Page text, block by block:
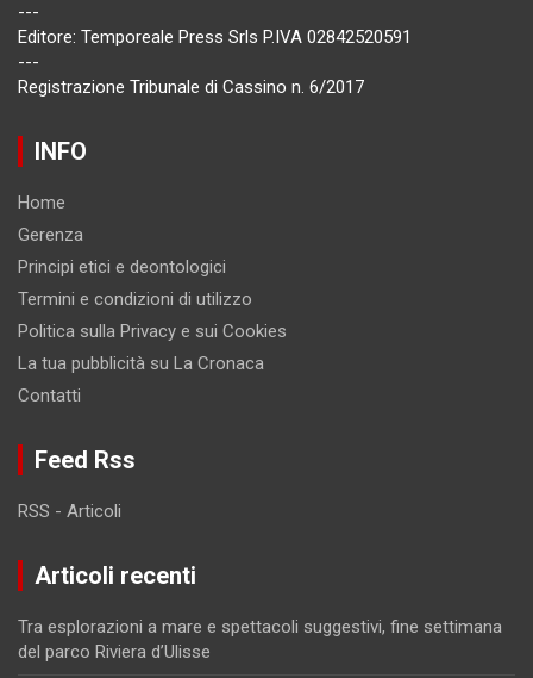
---
Editore: Temporeale Press Srls P.IVA 02842520591
---
Registrazione Tribunale di Cassino n. 6/2017
INFO
Home
Gerenza
Principi etici e deontologici
Termini e condizioni di utilizzo
Politica sulla Privacy e sui Cookies
La tua pubblicità su La Cronaca
Contatti
Feed Rss
RSS - Articoli
Articoli recenti
Tra esplorazioni a mare e spettacoli suggestivi, fine settimana
del parco Riviera d’Ulisse